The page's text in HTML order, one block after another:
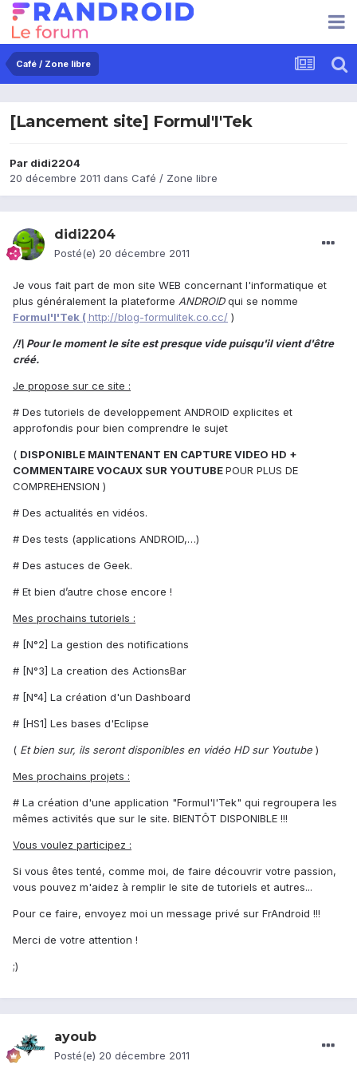
Café / Zone libre
[Lancement site] Formul'I'Tek
Par didi2204
20 décembre 2011 dans Café / Zone libre
didi2204
Posté(e) 20 décembre 2011
Je vous fait part de mon site WEB concernant l'informatique et
plus généralement la plateforme ANDROIDqui se nomme
Formul'I'Tek ( http://blog-formulitek.co.cc/ )
/!\ Pour le moment le site est presque vide puisqu'il vient d'être
créé.
Je propose sur ce site :
# Des tutoriels de developpement ANDROID explicites et
approfondis pour bien comprendre le sujet
( DISPONIBLE MAINTENANT EN CAPTURE VIDEO HD +
COMMENTAIRE VOCAUX SUR YOUTUBEPOUR PLUS DE
COMPREHENSION )
# Des actualités en vidéos.
# Des tests (applications ANDROID,…)
# Des astuces de Geek.
# Et bien d’autre chose encore !
Mes prochains tutoriels :
# [N°2] La gestion des notifications
# [N°3] La creation des ActionsBar
# [N°4] La création d'un Dashboard
# [HS1] Les bases d'Eclipse
( Et bien sur, ils seront disponibles en vidéo HD sur Youtube )
Mes prochains projets :
# La création d'une application "Formul'I'Tek" qui regroupera les
mêmes activités que sur le site. BIENTÔT DISPONIBLE !!!
Vous voulez participez :
Si vous êtes tenté, comme moi, de faire découvrir votre passion,
vous pouvez m'aidez à remplir le site de tutoriels et autres...
Pour ce faire, envoyez moi un message privé sur FrAndroid !!!
Merci de votre attention !
;)
ayoub
Posté(e) 20 décembre 2011